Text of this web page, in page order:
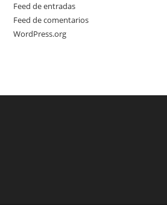
Feed de entradas
Feed de comentarios
WordPress.org